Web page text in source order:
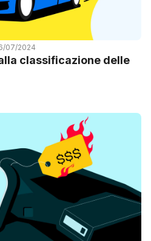
07/2024
classificazione delle